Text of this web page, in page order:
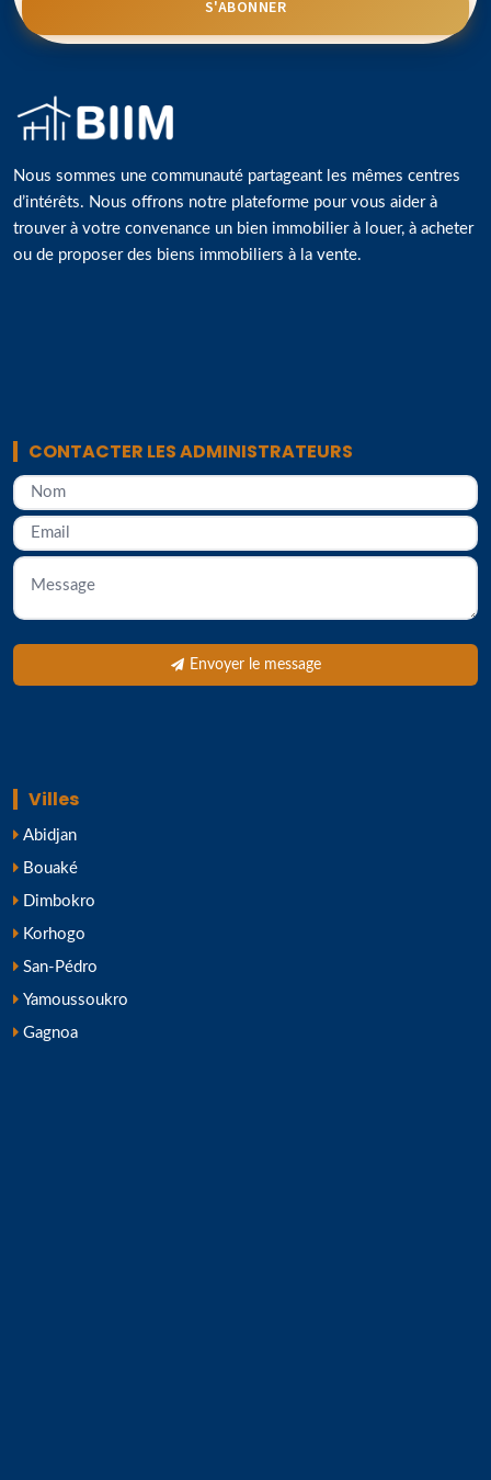
S'ABONNER
Nous sommes une communauté partageant les mêmes centres
d’intérêts. Nous offrons notre plateforme pour vous aider à
trouver à votre convenance un bien immobilier à louer, à acheter
ou de proposer des biens immobiliers à la vente.
CONTACTER LES ADMINISTRATEURS
Envoyer le message
Villes
Abidjan
Bouaké
Dimbokro
Korhogo
San-Pédro
Yamoussoukro
Gagnoa